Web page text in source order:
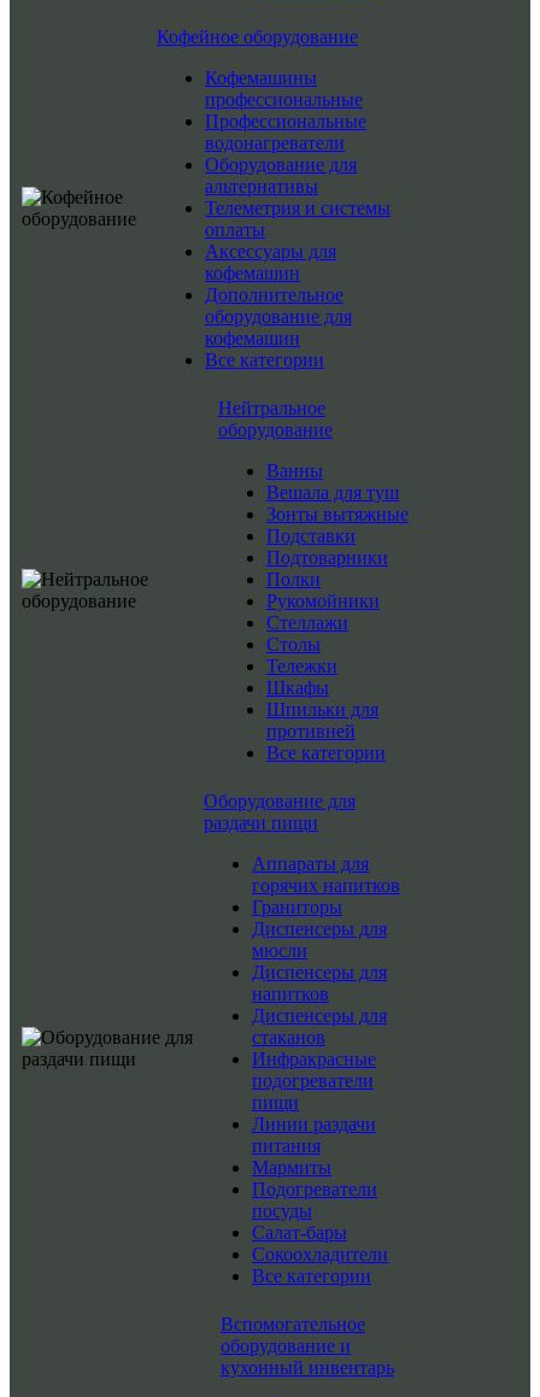
Кофейное оборудование
Кофемашины
профессиональные
Профессиональные
водонагреватели
Оборудование для
альтернативы
Телеметрия и системы
оплаты
Аксессуары для
кофемашин
Дополнительное
оборудование для
кофемашин
Все категории
Нейтральное
оборудование
Ванны
Вешала для туш
Зонты вытяжные
Подставки
Подтоварники
Полки
Рукомойники
Стеллажи
Столы
Тележки
Шкафы
Шпильки для
противней
Все категории
Оборудование для
раздачи пищи
Аппараты для
горячих напитков
Граниторы
Диспенсеры для
мюсли
Диспенсеры для
напитков
Диспенсеры для
стаканов
Инфракрасные
подогреватели
пищи
Линии раздачи
питания
Мармиты
Подогреватели
посуды
Салат-бары
Сокоохладители
Все категории
Вспомогательное
оборудование и
кухонный инвентарь